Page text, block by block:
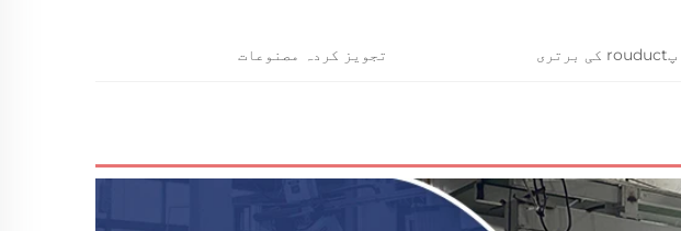
پrouduct کی برتری تجویز کردہ مصنوعات